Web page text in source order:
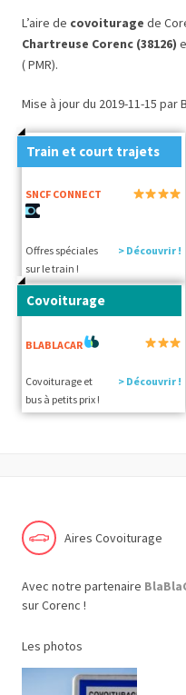
L’aire de covoiturage de
Chartreuse Corenc (38126)
( PMR).
Mise à jour du 2019-11-15 par
Train et court trajets
SNCF CONNECT
Offres spéciales
sur le train !
> Découvrir !
Covoiturage
BLABLACAR
Covoiturage et
bus à petits prix !
> Découvrir !
Aires Covoiturage
Avec notre partenaire
sur Corenc !
Les photos